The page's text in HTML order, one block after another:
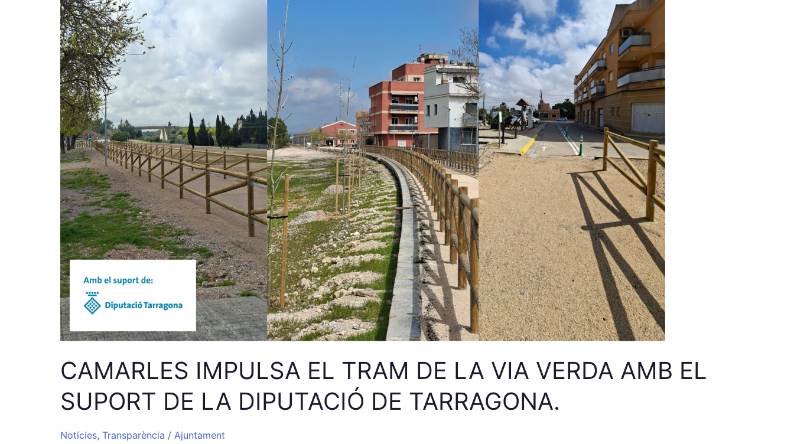
CAMARLES IMPULSA EL TRAM DE LA VIA VERDA AMB EL
SUPORT DE LA DIPUTACIÓ DE TARRAGONA.
Notícies, Transparència / Ajuntament
LA
VIA
VERDA
AMB
EL
SUPORT
DE
LA
DIPUTACIÓ
DE
TARRAGONA.